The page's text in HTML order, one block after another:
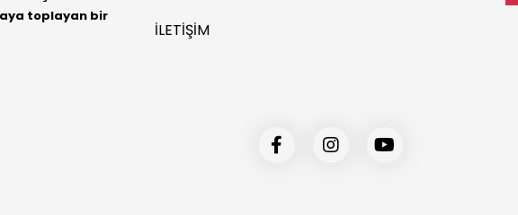
toplayan bir
İLETIŞIM